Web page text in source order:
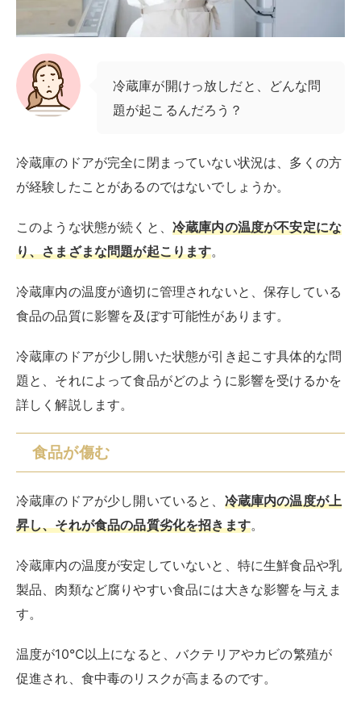
り、さまざまな問題が起こります。
冷蔵庫内の温度が適切に管理されないと、保存している
食品の品質に影響を及ぼす可能性があります。
冷蔵庫のドアが少し開いた状態が引き起こす具体的な問
詳しく解説します。
食品が傷む
昇し、それが食品の品質劣化を招きます
。
製品、肉類など腐りやすい食品には大きな影響を与えま
す。
促進され、食中毒のリスクが高まるのです。
い、見た目の鮮度だけでなく、栄養価も低下します。
しっかりと閉め、冷蔵庫内の温度が再び適正範囲に戻る
のを確認します。
するか、状態が悪いものは廃棄する判断が必要です。